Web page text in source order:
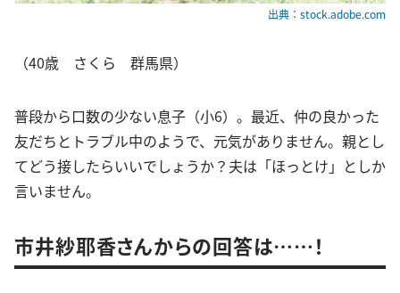
出典：stock.adobe.com
（40歳 さくら 群馬県）
普段から口数の少ない息子（小6）。最近、仲の良かった
友だちとトラブル中のようで、元気がありません。親とし
てどう接したらいいでしょうか？夫は「ほっとけ」としか
言いません。
市井紗耶香さんからの回答は……！